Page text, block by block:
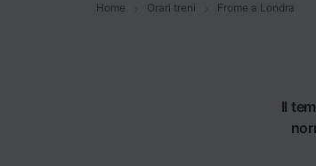
Home Orari treni Frome a Londra
Il